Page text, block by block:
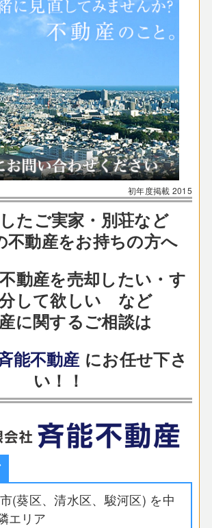
初年度掲載 2015
たご実家・別荘など
不動産をお持ちの方へ
動産を売却したい・す
して欲しい など
に関するご相談は
能不動産 にお任せ下さ
い！！
(葵区、清水区、駿河区) を中
エリア